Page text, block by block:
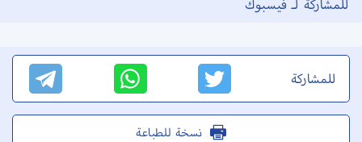
للمشاركة لـ فيسبوك
للمشاركة
نسخة للطباعة